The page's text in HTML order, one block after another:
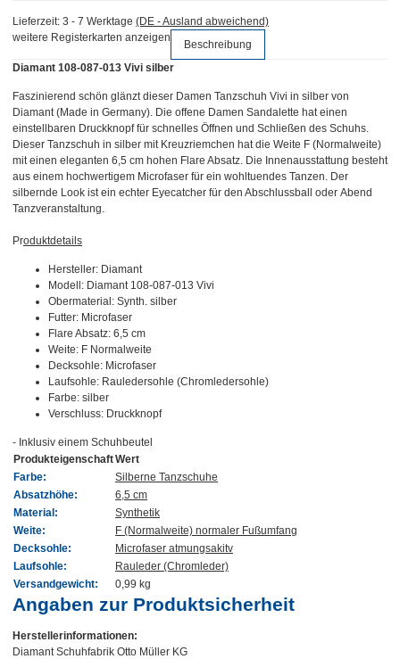
Lieferzeit: 3 - 7 Werktage (DE - Ausland abweichend)
weitere Registerkarten anzeigen
Beschreibung
Diamant 108-087-013 Vivi silber
Faszinierend schön glänzt dieser Damen Tanzschuh Vivi in silber von
Diamant (Made in Germany). Die offene Damen Sandalette hat einen
einstellbaren Druckknopf für schnelles Öffnen und Schließen des Schuhs.
Dieser Tanzschuh in silber mit Kreuzriemchen hat die Weite F (Normalweite)
mit einen eleganten 6,5 cm hohen Flare Absatz. Die Innenausstattung besteht
aus einem hochwertigem Microfaser für ein wohltuendes Tanzen. Der
silbernde Look ist ein echter Eyecatcher für den Abschlussball oder Abend
Tanzveranstaltung.
Produktdetails
Hersteller: Diamant
Modell: Diamant 108-087-013 Vivi
Obermaterial: Synth. silber
Futter: Microfaser
Flare Absatz: 6,5 cm
Weite: F Normalweite
Decksohle: Microfaser
Laufsohle: Rauledersohle (Chromledersohle)
Farbe: silber
Verschluss: Druckknopf
- Inklusiv einem Schuhbeutel
ProdukteigenschaftWert
Farbe:
Silberne Tanzschuhe
Absatzhöhe:
6,5 cm
Material:
Synthetik
Weite:
F (Normalweite) normaler Fußumfang
Decksohle:
Microfaser atmungsakitv
Laufsohle:
Rauleder (Chromleder)
Versandgewicht:
0,99 kg
Angaben zur Produktsicherheit
Herstellerinformationen:
Diamant Schuhfabrik Otto Müller KG